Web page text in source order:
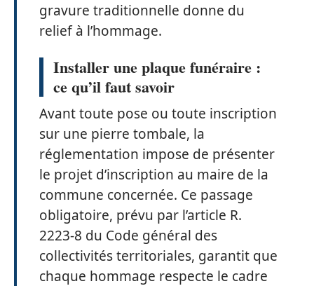
gravure traditionnelle donne du
relief à l’hommage.
Installer une plaque funéraire :
ce qu’il faut savoir
Avant toute pose ou toute inscription
sur une pierre tombale, la
réglementation impose de présenter
le projet d’inscription au maire de la
commune concernée. Ce passage
obligatoire, prévu par l’article R.
2223-8 du Code général des
collectivités territoriales, garantit que
chaque hommage respecte le cadre